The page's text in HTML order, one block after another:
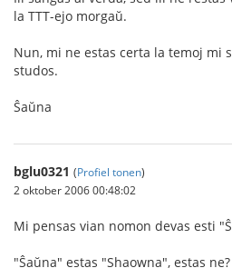
la TTT-ejo morgaŭ.
Nun, mi ne estas certa la temoj mi
studos.
Ŝaŭna
bglu0321 (Profiel tonen)
2 oktober 2006 00:48:02
Mi pensas vian nomon devas esti
"Ŝaŭna" estas "Shaowna", estas ne?